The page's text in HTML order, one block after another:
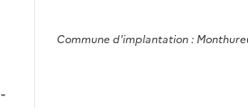
Communed'implantation :